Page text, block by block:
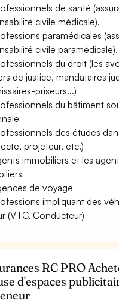
de santé
civile médicale).
paramédicales
civile paramédicale).
du droit (les
de justice, mandataires
priseurs...)
du bâtiment
des études
projeteur, etc.)
immobiliers et les
de voyage
impliquant des
(VTC, Conducteur)
RC PRO
d'espaces